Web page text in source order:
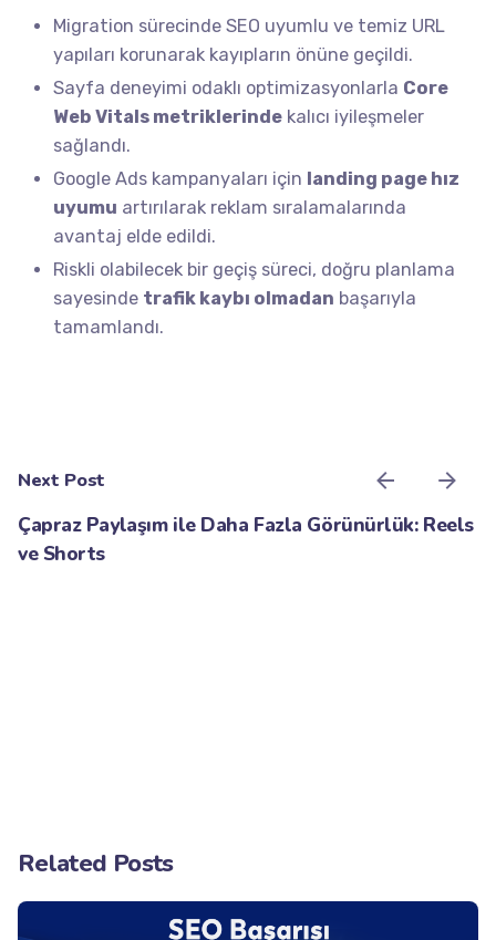
Migration sürecinde SEO uyumlu ve temiz URL
yapıları korunarak kayıpların önüne geçildi.
Sayfa deneyimi odaklı optimizasyonlarla Core
Web Vitals metriklerinde kalıcı iyileşmeler
sağlandı.
Google Ads kampanyaları için landing page hız
uyumu artırılarak reklam sıralamalarında
avantaj elde edildi.
Riskli olabilecek bir geçiş süreci, doğru planlama
sayesinde trafik kaybı olmadan başarıyla
tamamlandı.
Next Post
Çapraz Paylaşım ile Daha Fazla Görünürlük: Reels
ve Shorts
Related Posts